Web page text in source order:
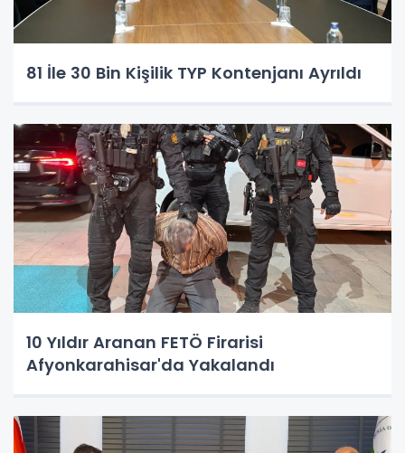
81 İle 30 Bin Kişilik TYP Kontenjanı Ayrıldı
10 Yıldır Aranan FETÖ Firarisi
Afyonkarahisar'da Yakalandı